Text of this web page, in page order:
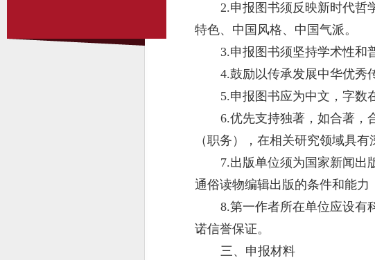
2.申报图书须反映新时代哲
特色、中国风格、中国气派。
3.申报图书须坚持学术性和
4.鼓励以传承发展中华优秀
5.申报图书应为中文，字数
6.优先支持独著，如合著，
（职务），在相关研究领域具有
7.出版单位须为国家新闻出
通俗读物编辑出版的条件和能力
8.第一作者所在单位应设有
诺信誉保证。
三、申报材料